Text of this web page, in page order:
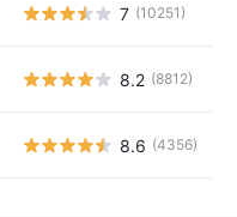
7 (10251)
8.2 (8812)
8.6 (4356)